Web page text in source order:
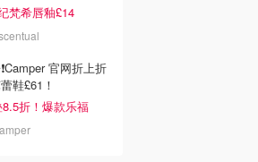
梵希唇釉£14
官网折上折
鞋£61！
折！爆款乐福